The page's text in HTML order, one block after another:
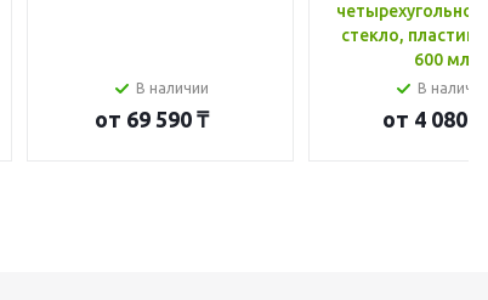
В наличии
от 69 590 ₸
стекло, пластик
600 мл
В
от 4 080 ₸